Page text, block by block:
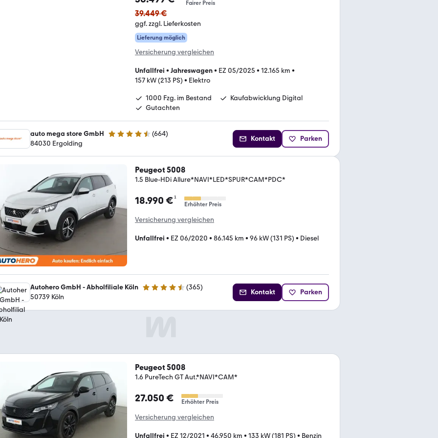
Fairer Preis
39.449 €
ggf. zzgl. Lieferkosten
Lieferung möglich
Versicherung vergleichen
Unfallfrei • Jahreswagen• EZ 05/2025 • 12.165 km •
157 kW (213 PS) • Elektro
1000 Fzg. im Bestand
Kaufabwicklung Digital
Gutachten
auto mega store GmbH 4.4 Sterne (664)
84030 Ergolding
Kontakt Parken
Peugeot 5008
1.5 Blue-HDi Allure*NAVI*LED*SPUR*CAM*PDC*
18.990 €¹
Erhöhter Preis
Versicherung vergleichen
Unfallfrei • EZ 06/2020 • 86.145 km • 96 kW (131 PS) • Diesel
Autohero GmbH - Abholfiliale Köln 4.6 Sterne (365)
50739 Köln
Kontakt Parken
Peugeot 5008
1.6 PureTech GT Aut.*NAVI*CAM*
27.050 € Erhöhter Preis
Versicherung vergleichen
Unfallfrei • EZ 12/2021 • 46.950 km • 133 kW (181 PS) • Benzin